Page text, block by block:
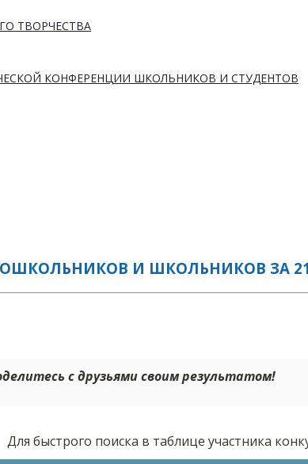
ТВОРЧЕСТВА
КОНФЕРЕНЦИИ ШКОЛЬНИКОВ И СТУДЕНТОВ
И ШКОЛЬНИКОВ ЗА
с друзьями своим результатом!
Для быстрого поиска в таблице участника